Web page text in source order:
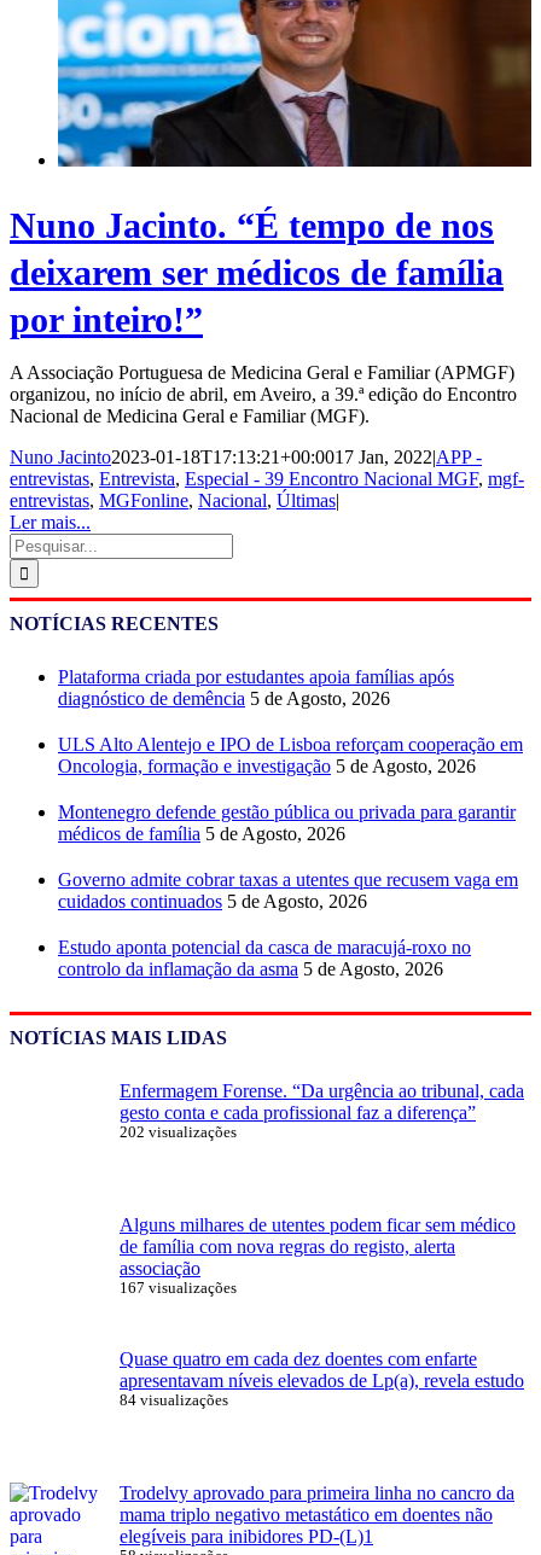
Nuno Jacinto. “É tempo de nos
deixarem ser médicos de família
por inteiro!”
A Associação Portuguesa de Medicina Geral e Familiar (APMGF)
organizou, no início de abril, em Aveiro, a 39.ª edição do Encontro
Nacional de Medicina Geral e Familiar (MGF).
Nuno Jacinto2023-01-18T17:13:21+00:0017 Jan, 2022|APP -
entrevistas, Entrevista, Especial - 39 Encontro Nacional MGF, mgf-
entrevistas, MGFonline, Nacional, Últimas|
Ler mais...
Pesquisar
NOTÍCIAS RECENTES
Plataforma criada por estudantes apoia famílias após
diagnóstico de demência 5 de Agosto, 2026
ULS Alto Alentejo e IPO de Lisboa reforçam cooperação em
Oncologia, formação e investigação 5 de Agosto, 2026
Montenegro defende gestão pública ou privada para garantir
médicos de família 5 de Agosto, 2026
Governo admite cobrar taxas a utentes que recusem vaga em
cuidados continuados 5 de Agosto, 2026
Estudo aponta potencial da casca de maracujá-roxo no
controlo da inflamação da asma 5 de Agosto, 2026
NOTÍCIAS MAIS LIDAS
Enfermagem Forense. “Da urgência ao tribunal, cada
gesto conta e cada profissional faz a diferença”
202 visualizações
Alguns milhares de utentes podem ficar sem médico
de família com nova regras do registo, alerta
associação
167 visualizações
Quase quatro em cada dez doentes com enfarte
apresentavam níveis elevados de Lp(a), revela estudo
84 visualizações
Trodelvy aprovado para primeira linha no cancro da
mama triplo negativo metastático em doentes não
elegíveis para inibidores PD-(L)1